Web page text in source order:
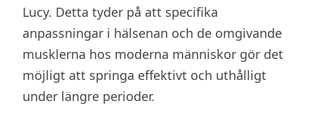
Lucy. Detta tyder på att specifika
anpassningar i hälsenan och de omgivande
musklerna hos moderna människor gör det
möjligt att springa effektivt och uthålligt
under längre perioder.